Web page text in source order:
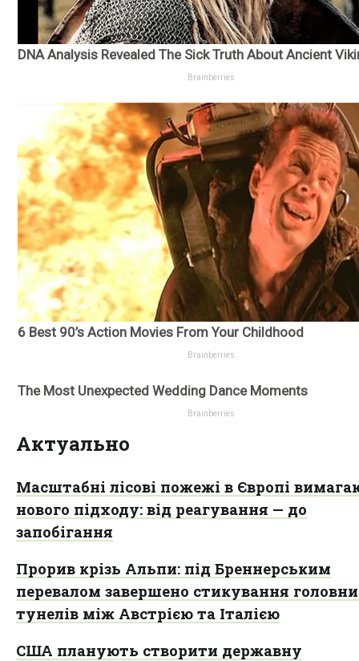
Актуально
Масштабні лісові пожежі в Європі
нового підходу: від реагування — до
запобігання
Прорив крізь Альпи: під Бреннерським
перевалом завершено стикування
тунелів між Австрією та Італією
США планують створити державну